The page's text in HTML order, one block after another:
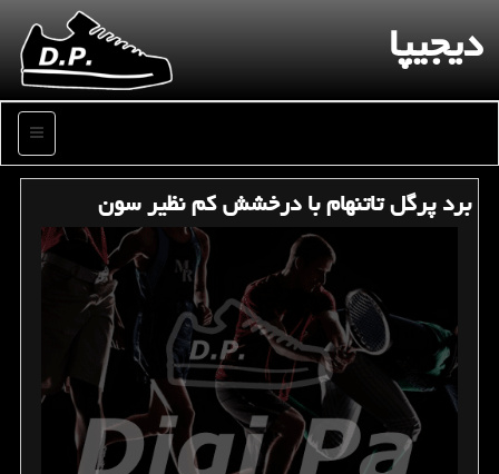
دیجیپا
منو
برد پرگل تاتنهام با درخشش كم نظیر سون